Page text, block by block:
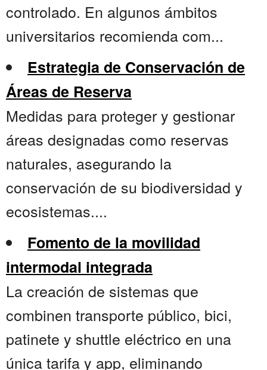
controlado. En algunos ámbitos
universitarios recomienda com...
Estrategia de Conservación de
Áreas de Reserva
Medidas para proteger y gestionar
áreas designadas como reservas
naturales, asegurando la
conservación de su biodiversidad y
ecosistemas....
Fomento de la movilidad
intermodal integrada
La creación de sistemas que
combinen transporte público, bici,
patinete y shuttle eléctrico en una
única tarifa y app, eliminando